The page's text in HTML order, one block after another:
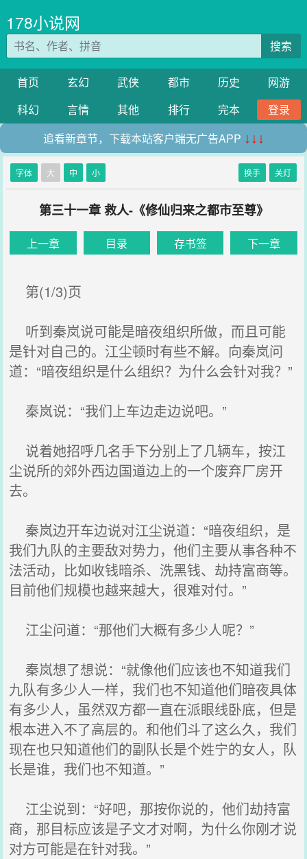
178小说网
搜索
首页 玄幻 武侠 都市 历史
网游
科幻
言情 其他 排行 完本
登录
追看新章节，下载本站客户端无广告APP ↓↓↓
字体 大 中 小 换手 关灯
第三十一章 救人-《修仙归来之都市至尊》
上一章 目录 存书签 下一章
第(1/3)页
听到秦岚说可能是暗夜组织所做，而且可能
是针对自己的。江尘顿时有些不解。向秦岚问
道：“暗夜组织是什么组织？为什么会针对我？”
秦岚说：“我们上车边走边说吧。”
说着她招呼几名手下分别上了几辆车，按江
尘说所的郊外西边国道边上的一个废弃厂房开
去。
秦岚边开车边说对江尘说道：“暗夜组织，是
我们九队的主要敌对势力，他们主要从事各种不
法活动，比如收钱暗杀、洗黑钱、劫持富商等。
目前他们规模也越来越大，很难对付。”
江尘问道：“那他们大概有多少人呢？”
秦岚想了想说：“就像他们应该也不知道我们
九队有多少人一样，我们也不知道他们暗夜具体
有多少人，虽然双方都一直在派眼线卧底，但是
根本进入不了高层的。和他们斗了这么久，我们
现在也只知道他们的副队长是个姓宁的女人，队
长是谁，我们也不知道。”
江尘说到：“好吧，那按你说的，他们劫持富
商，那目标应该是子文才对啊，为什么你刚才说
对方可能是在针对我。”